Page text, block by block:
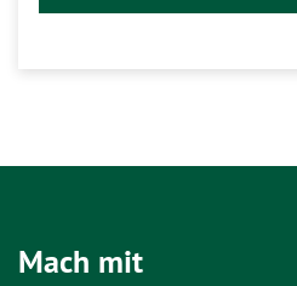
Mach mit